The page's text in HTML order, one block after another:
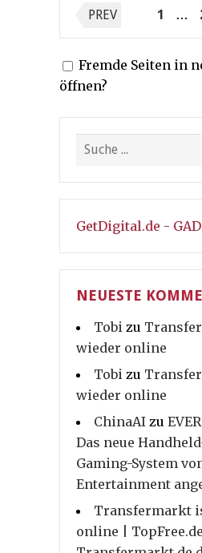
der
Beiträge
PREV 1 …
Fremde Seiten in
öffnen?
GetDigital.de -
NEUESTE
Tobi zu
wieder online
Tobi zu
wieder online
ChinaAI zu
Das neue
Gaming-System
Entertainment
Transfermarkt
online | TopFree.de